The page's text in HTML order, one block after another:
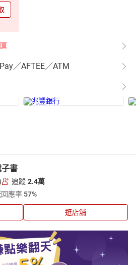
／AFTEE／ATM
書
追蹤 2.4萬
回應率57%
逛店舖